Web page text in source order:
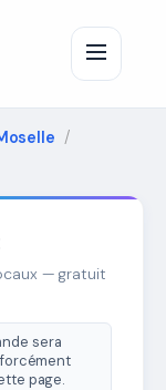
— gratuit
sera
page.